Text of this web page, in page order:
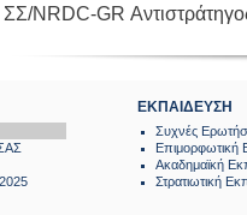
ΣΣ/NRDC-GR
ΕΚΠΑΙΔΕΥΣΗ
Συχνές
Επιμορφωτική
Ακαδημαϊκή
Στρατιωτική